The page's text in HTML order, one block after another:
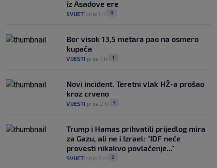
iz Asadove ere
SVIJET prije 1 h 0
Bor visok 13,5 metara pao na osmero
kupača
VIJESTI prije 1 h 1
Novi incident. Teretni vlak HŽ-a prošao
kroz crveno
VIJESTI prije 2 h 3
Trump i Hamas prihvatili prijedlog mira
za Gazu, ali ne i Izrael: "IDF neće
provesti nikakvo povlačenje..."
SVIJET prije 2 h 2